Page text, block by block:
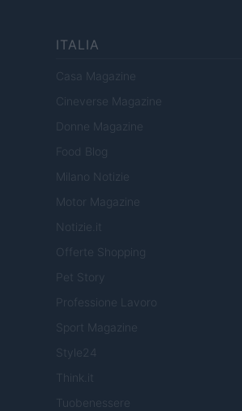
ITALIA
Casa Magazine
Cineverse Magazine
Donne Magazine
Food Blog
Milano Notizie
Motor Magazine
Notizie.it
Offerte Shopping
Pet Story
Professione Lavoro
Sport Magazine
Style24
Think.it
Tuobenessere